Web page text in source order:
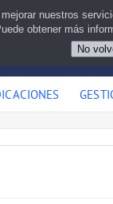
nuestros
obtener más